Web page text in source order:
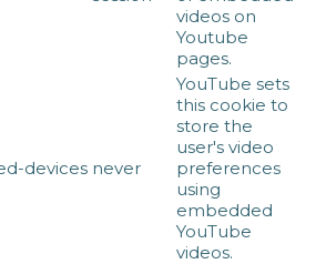
videos on
Youtube
pages.
devices never
YouTube sets
this cookie to
store the
user's video
preferences
using
embedded
YouTube
videos.